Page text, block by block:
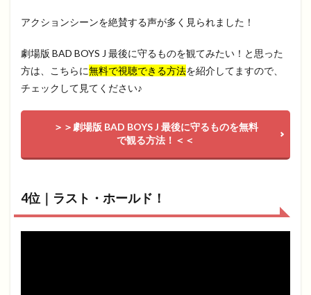
アクションシーンを絶賛する声が多く見られました！
劇場版 BAD BOYS J 最後に守るものを観てみたい！と思った
方は、こちらに無料で視聴できる方法を紹介してますので、
チェックして見てください♪
＞＞劇場版 BAD BOYS J 最後に守るものを無料
で観る方法！＜＜
4位｜ラスト・ホールド！